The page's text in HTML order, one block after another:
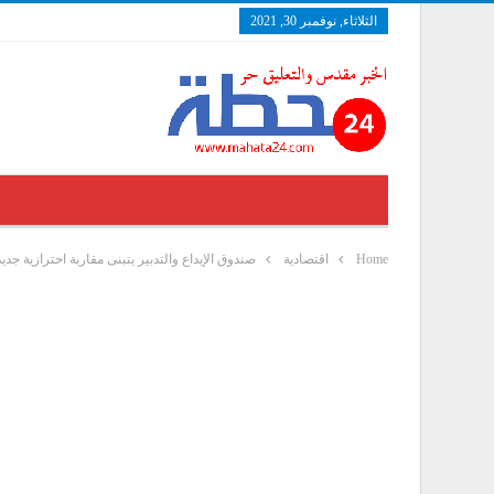
الثلاثاء, نوفمبر 30, 2021
Home اقتصادية صندوق الإيداع والتدبير يتبنى مقاربة احترازية